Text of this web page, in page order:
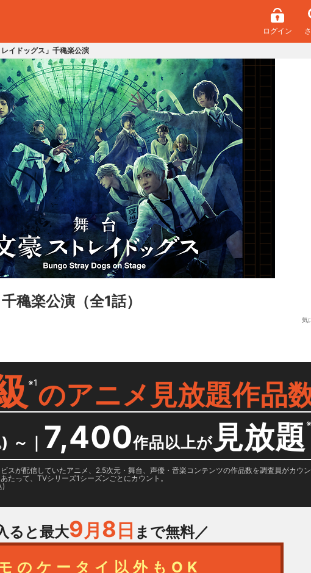
ログイン
イドッグス」千穐楽公演
穐楽公演 （全1話）
気
※1のアニメ見放題作品
～ ｜ 7,400作品以上が 見放題
スが配信していたアニメ、2.5次元・舞台、声優・音楽コンテンツの作品数を調査員がカウ
たって、TVシリーズ1シーズンごとにカウント。
)
ると最大9月 8 日 まで無料／
のケータイ以外もOK